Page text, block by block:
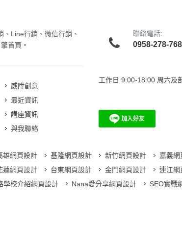
Line行銷、微信行銷、
首頁。
威陞創意
最近資訊
講座資訊
與我聯絡
聯絡電話:
0958-278-768
工作日 9:00-18:00 周六及
雄網頁設計 基隆網頁設計 新竹網頁設計 嘉義網
蓮網頁設計 台東網頁設計 金門網頁設計 連江網
學校介紹網頁設計 Nana愛分享網頁設計
SEO實戰